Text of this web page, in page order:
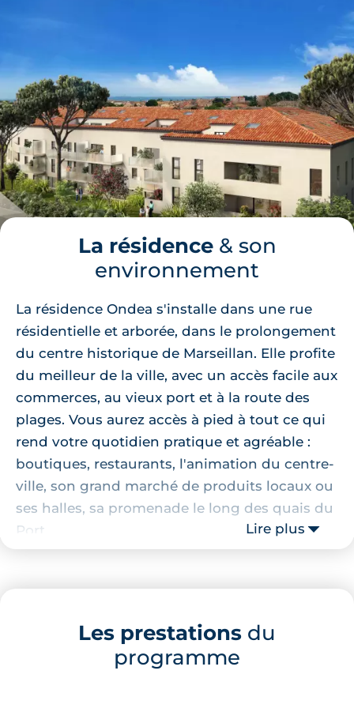
La résidence& son
environnement
La résidence Ondea s'installe dans une rue
résidentielle et arborée, dans le prolongement
du centre historique de Marseillan. Elle profite
du meilleur de la ville, avec un accès facile aux
commerces, au vieux port et à la route des
plages. Vous aurez accès à pied à tout ce qui
rend votre quotidien pratique et agréable :
boutiques, restaurants, l'animation du centre-
ville, son grand marché de produits locaux ou
ses halles, sa promenade le long des quais du
Port.
Marseillan, à proximité de nombreux
commerces, restaurants et écoles. Vous
pourrez par exemple vous rendre à la
Lire plus
Les prestations du
programme